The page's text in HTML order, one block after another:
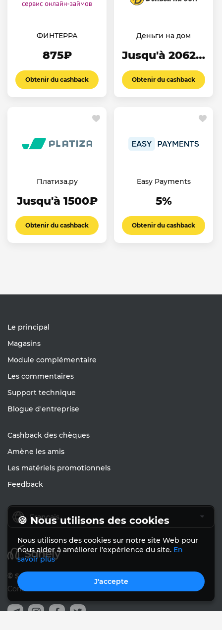
ФИНТЕРРА
875₽
Obtenir du cashback
Деньги на дом
Jusqu'à 2062.5₽
Obtenir du cashback
Платиза.ру
Jusqu'à 1500₽
Obtenir du cashback
Easy Payments
5%
Obtenir du cashback
Le principal
Magasins
Module complémentaire
Les commentaires
Support technique
Blogue d'entreprise
Cashback des chèques
Amène les amis
Les matériels promotionnels
Feedback
Français
© Sanely 2017 – 2026
Conditions d'utilisation
🍪 Nous utilisons des cookies
Nous utilisons des cookies sur notre site Web pour
nous aider à améliorer l'expérience du site. En
savoir plus
J'accepte